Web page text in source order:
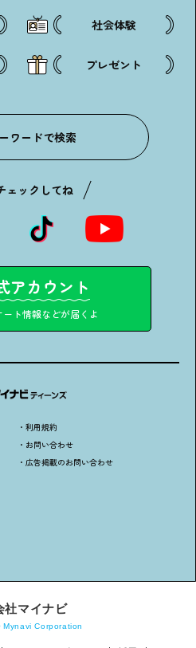
参加しよう！
合わせ
載のお問い合わせ
社会体験
プレゼント
ワードで検索
ェックしてね
アカウント
ト情報などが届くよ
・利用規約
・お問い合わせ
・広告掲載のお問い合わせ
社マイナビ
Corporation